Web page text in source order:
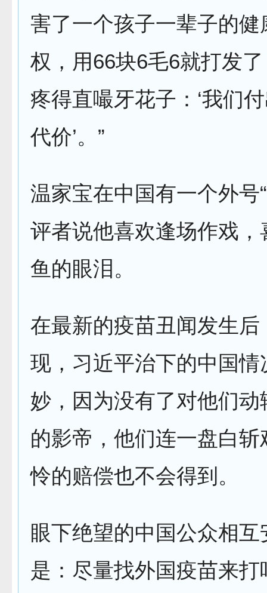
害了一个孩子一辈子的健
权，用66块6毛6就打发
疼得直嘬牙花子：‘我们
代价’。”
温家宝在中国有一个外号
评者说他喜欢逢场作戏，
鱼的眼泪。
在最新的疫苗丑闻发生后
现，习近平治下的中国情
妙，因为没有了对他们动
的影帝，他们连一盘白斩
怜的赔偿也不会得到。
眼下绝望的中国公众相互
是：尽量找外国疫苗来打